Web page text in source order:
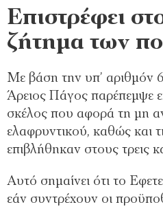
Επιστρέφει
ζήτημα των
Με βάση την υπ’ αριθμόν
Άρειος Πάγος παρέπεμψε
σκέλος που αφορά τη μη
ελαφρυντικού, καθώς και
επιβλήθηκαν στους τρεις
Αυτό σημαίνει ότι το
εάν συντρέχουν οι